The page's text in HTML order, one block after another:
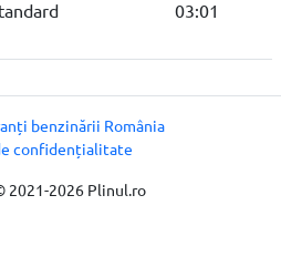
03:01
2021-2026 Plinul.ro
benzinării România
confidențialitate